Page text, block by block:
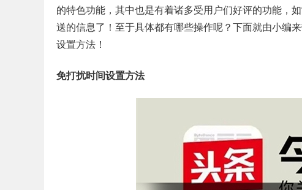
的特色功能，其中也是有着诸多受用户们好评的功能，
送的信息了！至于具体都有哪些操作呢？下面就由小编
设置方法！
免打扰时间设置方法